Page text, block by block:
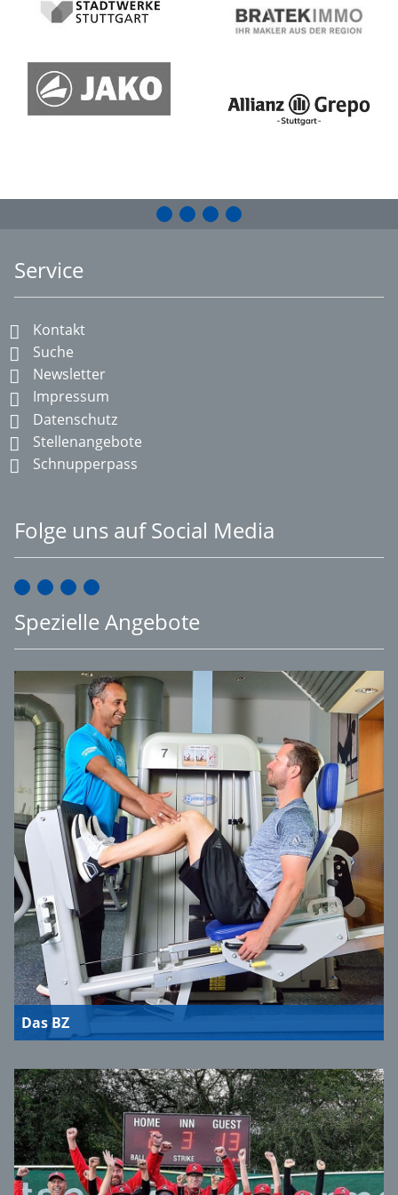
Service
Kontakt
Suche
Newsletter
Impressum
Datenschutz
Stellenangebote
Schnupperpass
Folge uns auf Social Media
Spezielle Angebote
Das BZ